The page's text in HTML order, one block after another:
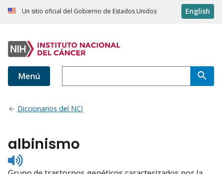
Un sitio oficial del Gobierno de Estados Unidos English
Menú
Diccionarios del NCI
albinismo
Listen
to